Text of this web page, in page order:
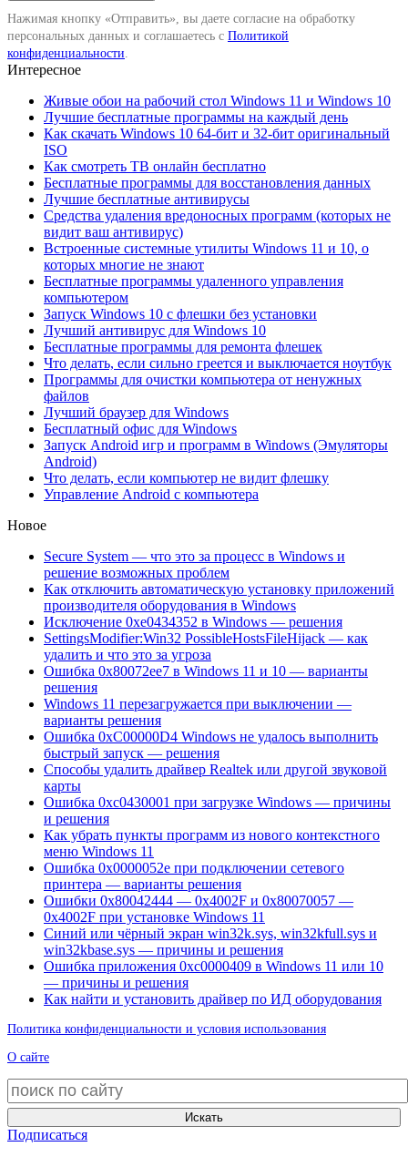
Нажимая кнопку «Отправить», вы даете согласие на обработку
персональных данных и соглашаетесь с Политикой
конфиденциальности.
Интересное
Живые обои на рабочий стол Windows 11 и Windows 10
Лучшие бесплатные программы на каждый день
Как скачать Windows 10 64-бит и 32-бит оригинальный
ISO
Как смотреть ТВ онлайн бесплатно
Бесплатные программы для восстановления данных
Лучшие бесплатные антивирусы
Средства удаления вредоносных программ (которых не
видит ваш антивирус)
Встроенные системные утилиты Windows 11 и 10, о
которых многие не знают
Бесплатные программы удаленного управления
компьютером
Запуск Windows 10 с флешки без установки
Лучший антивирус для Windows 10
Бесплатные программы для ремонта флешек
Что делать, если сильно греется и выключается ноутбук
Программы для очистки компьютера от ненужных
файлов
Лучший браузер для Windows
Бесплатный офис для Windows
Запуск Android игр и программ в Windows (Эмуляторы
Android)
Что делать, если компьютер не видит флешку
Управление Android с компьютера
Новое
Secure System — что это за процесс в Windows и
решение возможных проблем
Как отключить автоматическую установку приложений
производителя оборудования в Windows
Исключение 0xe0434352 в Windows — решения
SettingsModifier:Win32 PossibleHostsFileHijack — как
удалить и что это за угроза
Ошибка 0x80072ee7 в Windows 11 и 10 — варианты
решения
Windows 11 перезагружается при выключении —
варианты решения
Ошибка 0xC00000D4 Windows не удалось выполнить
быстрый запуск — решения
Способы удалить драйвер Realtek или другой звуковой
карты
Ошибка 0xc0430001 при загрузке Windows — причины
и решения
Как убрать пункты программ из нового контекстного
меню Windows 11
Ошибка 0x0000052e при подключении сетевого
принтера — варианты решения
Ошибки 0x80042444 — 0x4002F и 0x80070057 —
0x4002F при установке Windows 11
Синий или чёрный экран win32k.sys, win32kfull.sys и
win32kbase.sys — причины и решения
Ошибка приложения 0xc0000409 в Windows 11 или 10
— причины и решения
Как найти и установить драйвер по ИД оборудования
Политика конфиденциальности и условия использования
О сайте
Искать
Подписаться